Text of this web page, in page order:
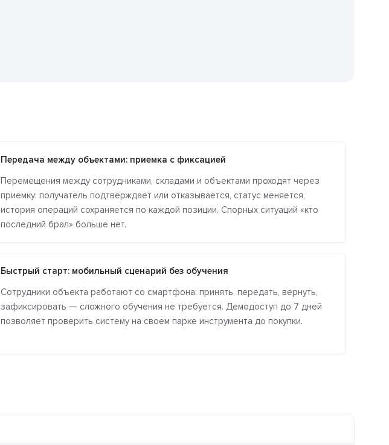
Передача между объектами: приемка с фиксацией
Перемещения между сотрудниками, складами и объектами проходят через
приемку: получатель подтверждает или отказывается, статус меняется,
история операций сохраняется по каждой позиции. Спорных ситуаций «кто
последний брал» больше нет.
Быстрый старт: мобильный сценарий без обучения
Сотрудники объекта работают со смартфона: принять, передать, вернуть,
зафиксировать — сложного обучения не требуется. Демодоступ до 7 дней
позволяет проверить систему на своем парке инструмента до покупки.